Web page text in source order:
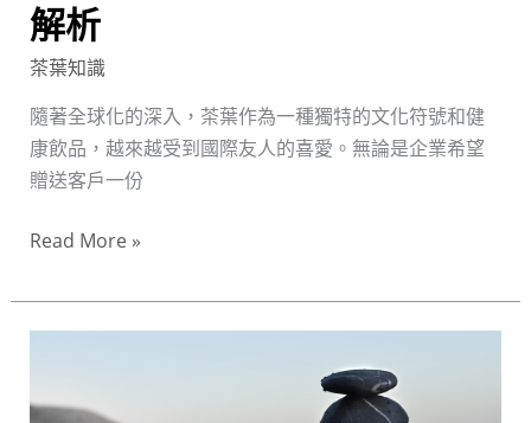
解析
茶葉知識
隨著全球化的深入，茶葉作為一種獨特的文化符號和健
康飲品，越來越受到國際友人的喜愛。無論是企業希望
贈送客戶一份
包
裝
各
國
規
解
Read More »
茶